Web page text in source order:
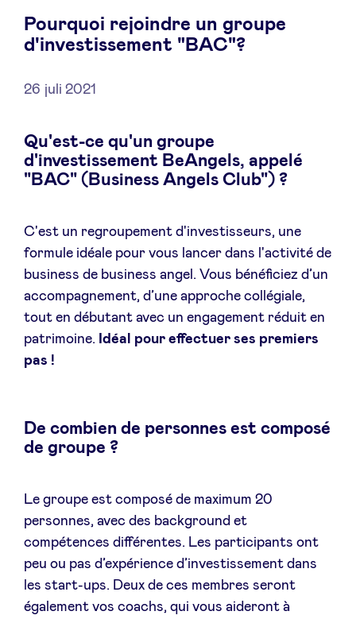
Over ons
Nieuws
Voordelen
BeAngels Academy
BeAngels Luxemburg
NXT Brussels - Investeerders groep
Sponsors
BeAngels x PMV
My Portofolio
Pourquoi rejoindre un groupe
d'investissement "BAC"?
26 juli 2021
Qu'est-ce qu'un groupe
d'investissement BeAngels, appelé
"BAC" (Business Angels Club") ?
C'est un regroupement d'investisseurs, une
formule idéale pour vous lancer dans l'activité de
business de business angel. Vous bénéficiez d’un
accompagnement, d’une approche collégiale,
tout en débutant avec un engagement réduit en
patrimoine. Idéal pour effectuer ses premiers
pas !
De combien de personnes est composé
de groupe ?
Le groupe est composé de maximum 20
personnes, avec des background et
compétences différentes. Les participants ont
peu ou pas d’expérience d’investissement dans
les start-ups. Deux de ces membres seront
également vos coachs, qui vous aideront à